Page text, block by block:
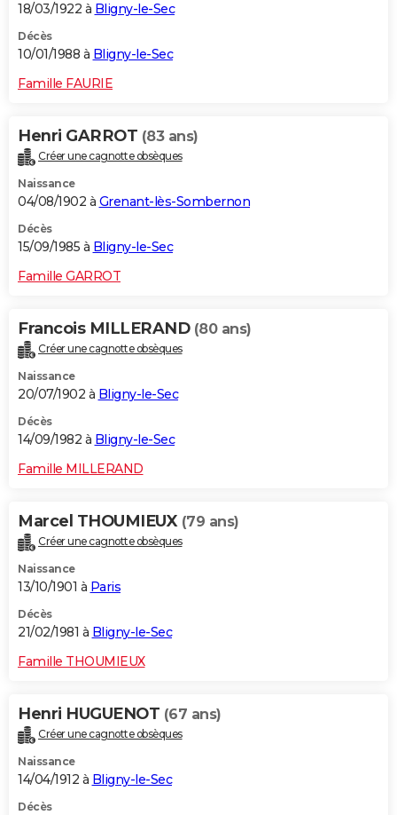
18/03/1922 à Bligny-le-Sec
Décès
10/01/1988 à Bligny-le-Sec
Famille FAURIE
Henri GARROT (83 ans)
Créer une cagnotte obsèques
Naissance
04/08/1902 à Grenant-lès-Sombernon
Décès
15/09/1985 à Bligny-le-Sec
Famille GARROT
Francois MILLERAND (80 ans)
Créer une cagnotte obsèques
Naissance
20/07/1902 à Bligny-le-Sec
Décès
14/09/1982 à Bligny-le-Sec
Famille MILLERAND
Marcel THOUMIEUX (79 ans)
Créer une cagnotte obsèques
Naissance
13/10/1901 à Paris
Décès
21/02/1981 à Bligny-le-Sec
Famille THOUMIEUX
Henri HUGUENOT (67 ans)
Créer une cagnotte obsèques
Naissance
14/04/1912 à Bligny-le-Sec
Décès